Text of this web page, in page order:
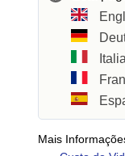
Mais